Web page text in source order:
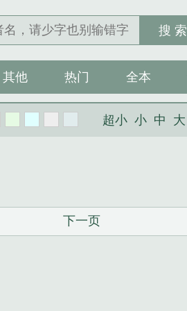
搜 索
其他 热门 全本
超小 小 中 大
下一页